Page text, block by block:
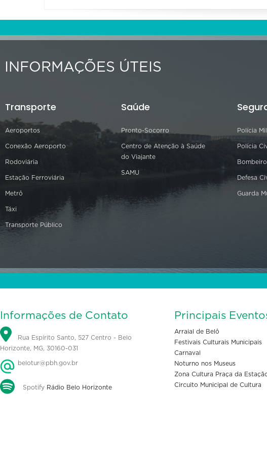
INFORMAÇÕES ÚTEIS
Transporte
Aeroportos
Conexão Aeroporto
Rodoviária
Estação Ferroviária
Metrô
Táxi
Transporte Público
Saúde
Pronto-Socorro
Centro de Atenção à Saúde
do Viajante
SAMU
Polícia
Polícia
Defesa
Guarda
Informações de Contato
Rua Espírito Santo, 527 Centro - Belo
Horizonte, MG, 30160-031
belotur@pbh.gov.br
Spotify Rádio Belo Horizonte
Principais
Arraial de Belô
Festivais Culturais Municipais
Carnaval
Noturno nos Museus
Zona Cultura Praça da
Circuito Municipal de Cultura